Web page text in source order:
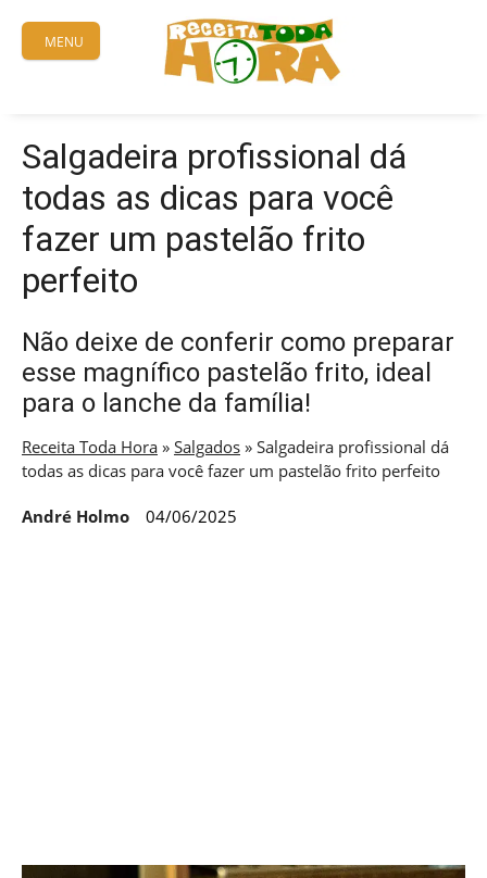
content
MENU
Salgadeira profissional dá
todas as dicas para você
fazer um pastelão frito
perfeito
Não deixe de conferir como preparar
esse magnífico pastelão frito, ideal
para o lanche da família!
Receita Toda Hora » Salgados » Salgadeira profissional dá
todas as dicas para você fazer um pastelão frito perfeito
André Holmo 04/06/2025